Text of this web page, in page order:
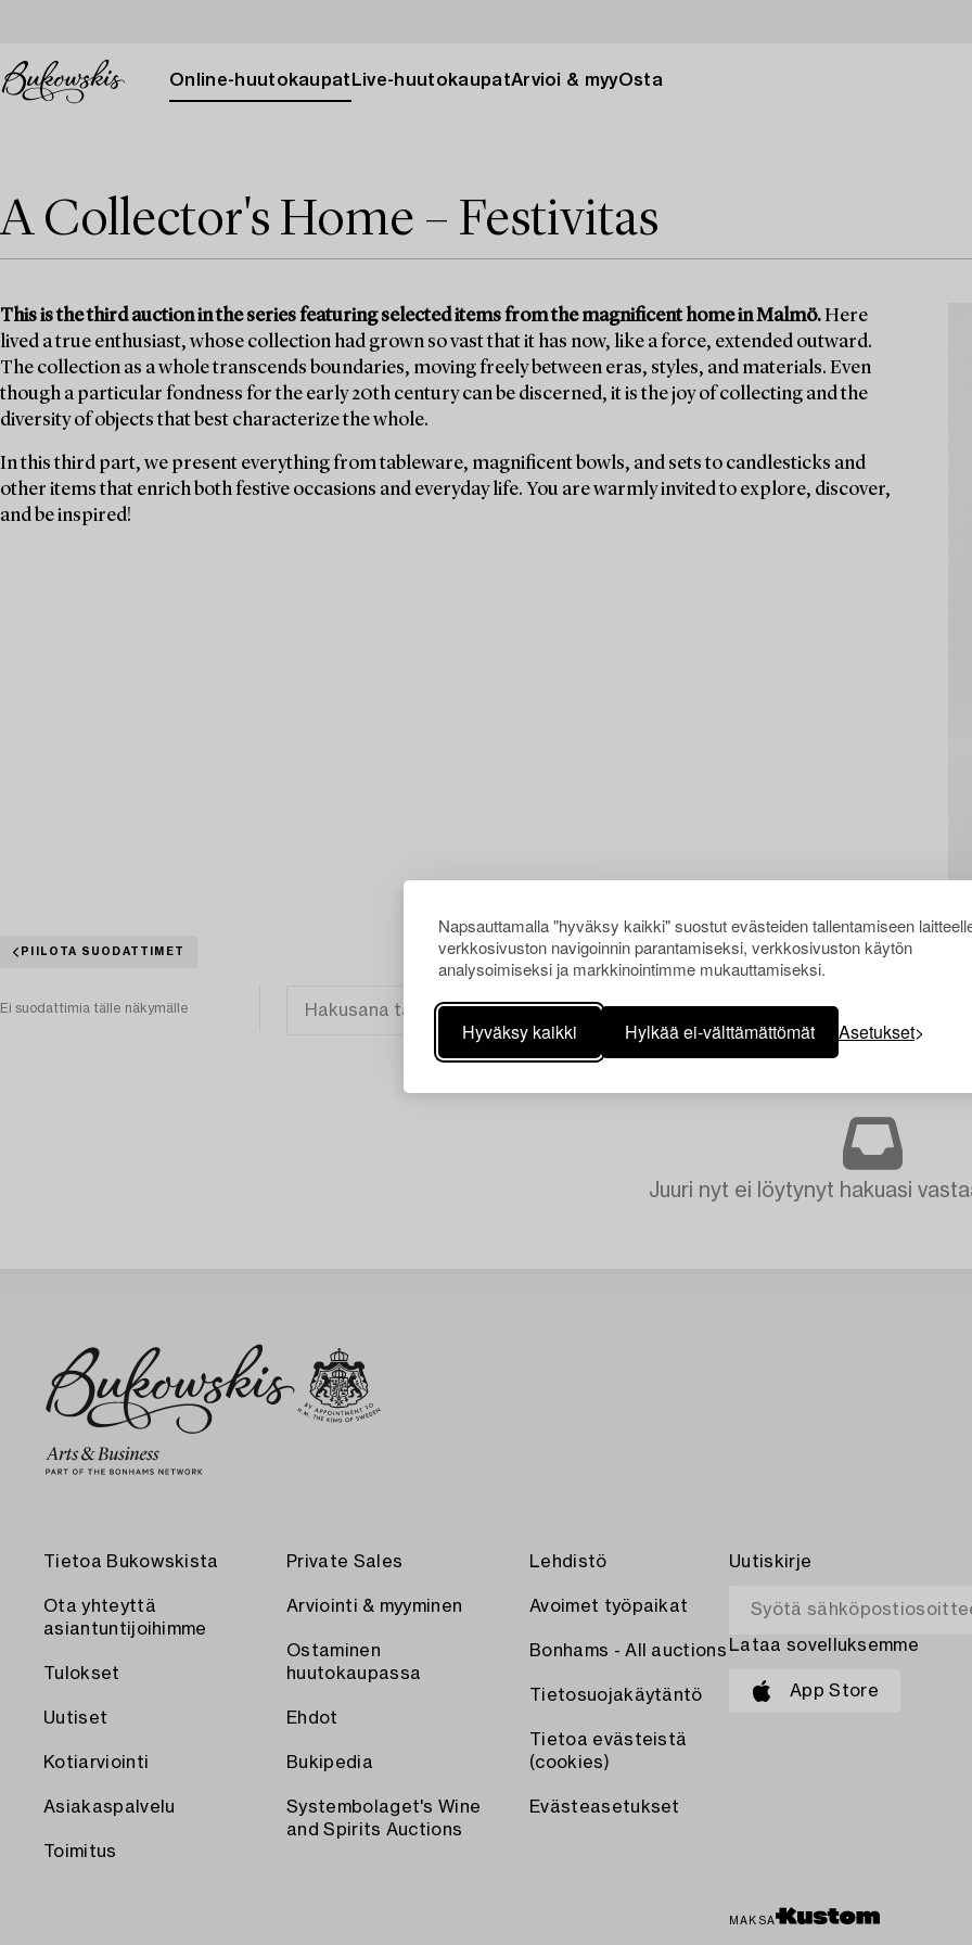
Napsauttamalla "hyväksy kaikki" suostut evästeiden tallentamiseen
verkkosivuston navigoinnin parantamiseksi, verkkosivuston käytön
analysoimiseksi ja markkinointimme mukauttamiseksi.
Hyväksy kaikki Hylkää ei-välttämättömät Asetukset
Online-huutokaupat Live-huutokaupatArvioi & myyOsta
A Collector's Home – Festivitas
This is the third auction in the series featuring selected items from the magnificent home in Malmö.Here
lived a true enthusiast, whose collection had grown so vast that it has now, like a force, extended outward.
The collection as a whole transcends boundaries, moving freely between eras, styles, and materials. Even
though a particular fondness for the early 20th century can be discerned, it is the joy of collecting and the
diversity of objects that best characterize the whole.
In this third part, we present everything from tableware, magnificent bowls, and sets to candlesticks and
other items that enrich both festive occasions and everyday life. You are warmly invited to explore, discover,
and be inspired!
PIILOTA SUODATTIMET
Ei suodattimia tälle näkymälle
Juuri nyt ei löytynyt hakuasi
Tietoa Bukowskista
Ota yhteyttä
asiantuntijoihimme
Tulokset
Uutiset
Kotiarviointi
Asiakaspalvelu
Toimitus
Private Sales
Arviointi & myyminen
Ostaminen
huutokaupassa
Ehdot
Bukipedia
Systembolaget's Wine
and Spirits Auctions
Lehdistö
Avoimet työpaikat
Bonhams - All auctions
Tietosuojakäytäntö
Tietoa evästeistä
(cookies)
Evästeasetukset
Uutiskirje
Lataa sovelluksemme
App Store
MAKSA